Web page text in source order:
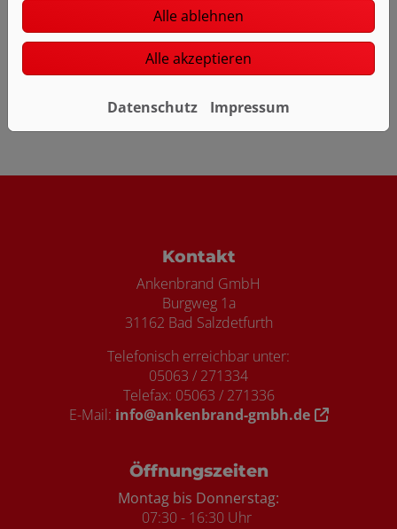
Cookie-Consent-Tool öffnen, um die für dieses
Element notwendigen Cookies zu akzeptieren.
Kontakt
Ankenbrand GmbH
Burgweg 1a
31162 Bad Salzdetfurth
Telefonisch erreichbar unter:
05063 / 271334
Telefax: 05063 / 271336
E-Mail: info@ankenbrand-gmbh.de
Öffnungszeiten
Montag bis Donnerstag:
07:30 - 16:30 Uhr
Alle ablehnen
Alle akzeptieren
Datenschutz Impressum